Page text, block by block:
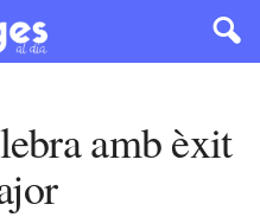
amb èxit